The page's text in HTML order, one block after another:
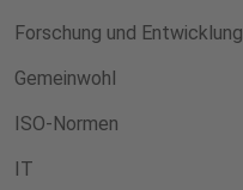
Forschung und Entwicklung
Gemeinwohl
ISO-Normen
IT